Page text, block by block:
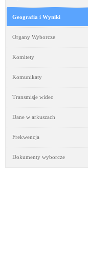
Geografia i Wyniki
Organy Wyborcze
Komitety
Komunikaty
Transmisje wideo
Dane w arkuszach
Frekwencja
Dokumenty wyborcze